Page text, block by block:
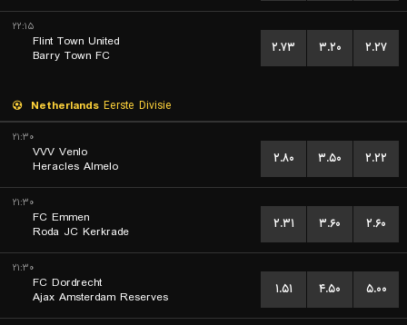
۲۲:۱۵
Flint Town United
Barry Town FC
۲.۷۳ ۳.۲۰ ۲.۲۷
Netherlands Eerste Divisie
۲۱:۳۰
VVV Venlo
Heracles Almelo
۲.۸۰ ۳.۵۰ ۲.۲۲
۲۱:۳۰
FC Emmen
Roda JC Kerkrade
۲.۳۱ ۳.۶۰ ۲.۶۰
۲۱:۳۰
FC Dordrecht
Ajax Amsterdam Reserves
۱.۵۱ ۴.۵۰ ۵.۰۰